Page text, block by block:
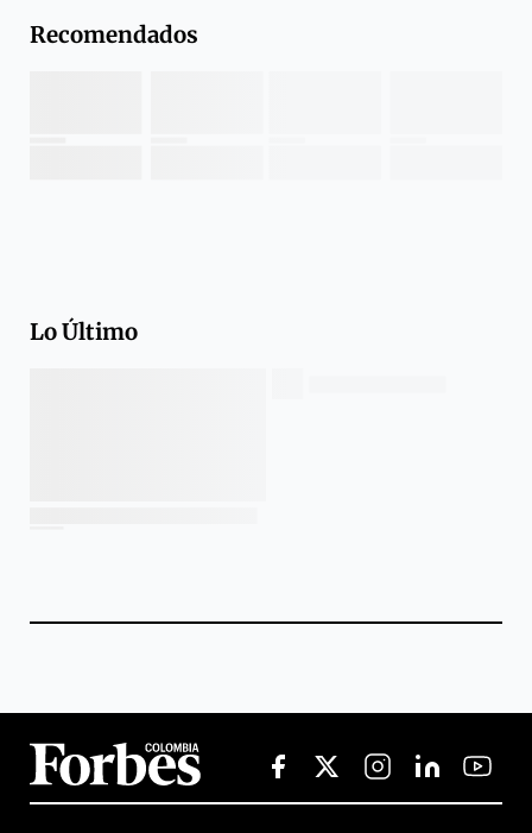
Recomendados
Lo Último